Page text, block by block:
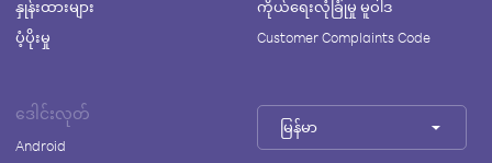
နှုန်းထားများ
ပံ့ပိုးမှု
ကိုယ်ရေးလုံခြုံမှု မူဝါဒ
Customer Complaints Code
ဒေါင်းလုတ်
Android
မြန်မာ